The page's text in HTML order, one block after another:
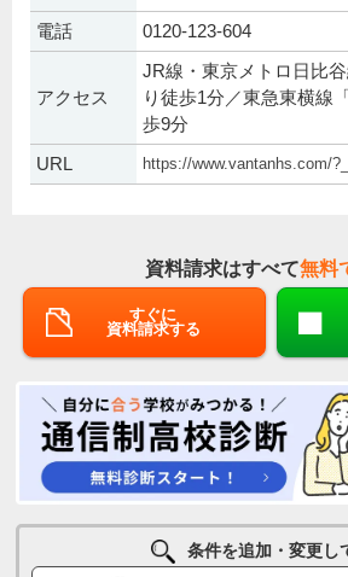
電話
0120-123-604
アクセス
JR線・東京メトロ日比
り徒歩1分／東急東横線
歩9分
URL
https://www.vantanhs.com/
資料請求はすべて無料
すぐに
資料請求する
条件を追加・変更し